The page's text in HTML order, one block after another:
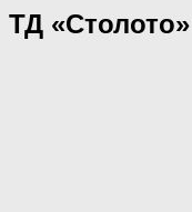
ТД «Столото»